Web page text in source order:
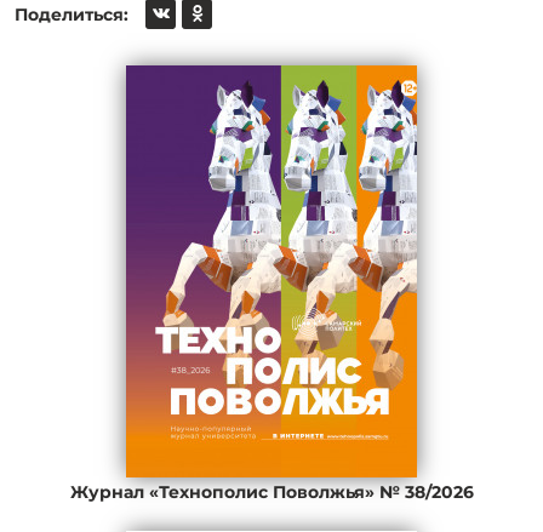
Поделиться:
Журнал «Технополис Поволжья» № 38/2026